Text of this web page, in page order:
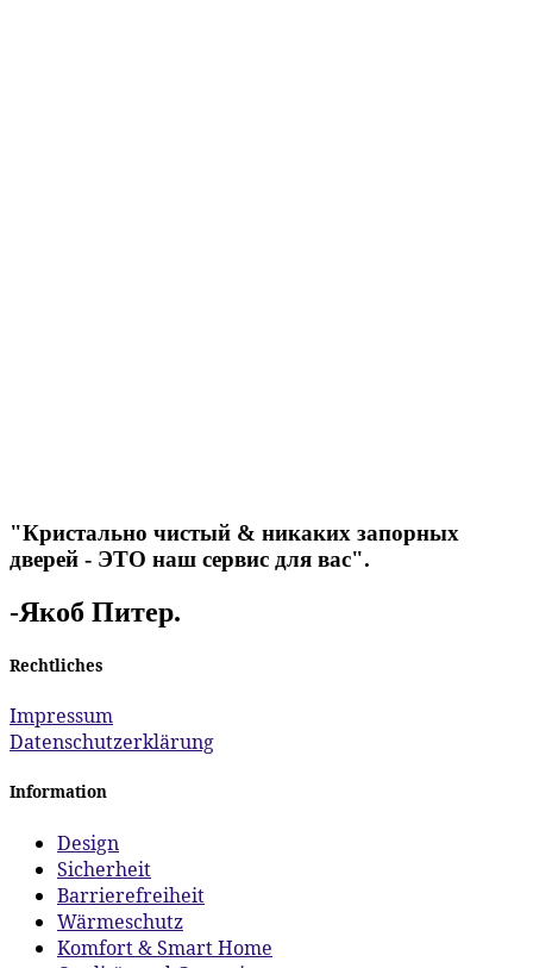
"Кристально чистый & никаких запорных
дверей - ЭТО наш сервис для вас".
-Якоб Питер.
Rechtliches
Impressum
Datenschutzerklärung
Information
Design
Sicherheit
Barrierefreiheit
Wärmeschutz
Komfort & Smart Home